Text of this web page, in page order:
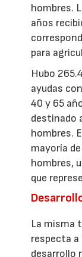
hombres.
años
para
Hubo
ayudas
40 y 65
destinado
hombres.
mayoría
hombres,
que
La misma
respecta a
desarrollo